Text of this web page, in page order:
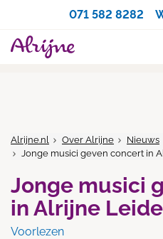
071 582 8282
Alrijne.nl Over Alrijne
Nieuws
Jonge musici geven concert in
Jonge musici
in Alrijne
Voorlezen